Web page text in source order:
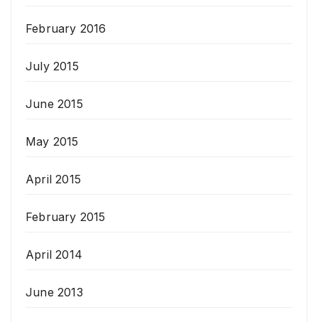
February 2016
July 2015
June 2015
May 2015
April 2015
February 2015
April 2014
June 2013